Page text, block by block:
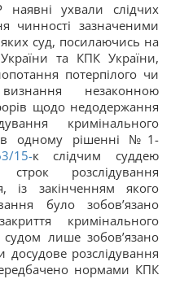
ухвали слідчих
чинності зазначеними
суд, посилаючись на
та КПК України,
потерпілого чи
незаконною
щодо недодержання
кримінального
одному рішенні №1-
15-к слідчим суддею
розслідування
із закінченням якого
було зобов’язано
кримінального
лише зобов’язано
досудове розслідування
нормами КПК